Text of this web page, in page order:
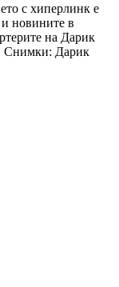
с хиперлинк е
новините в
на Дарик
Снимки: Дарик